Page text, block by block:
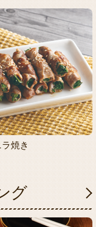
焼き
グ